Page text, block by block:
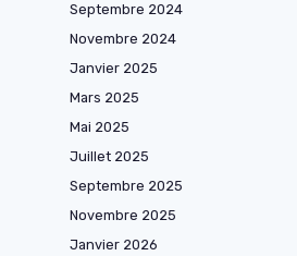
Septembre 2024
Novembre 2024
Janvier 2025
Mars 2025
Mai 2025
Juillet 2025
Septembre 2025
Novembre 2025
Janvier 2026